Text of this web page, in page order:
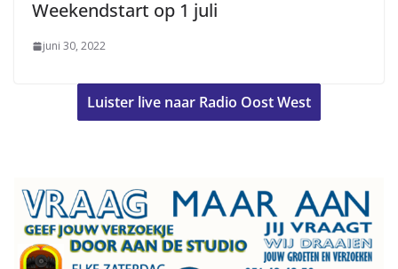
Weekendstart op 1 juli
juni 30, 2022
Luister live naar Radio Oost West